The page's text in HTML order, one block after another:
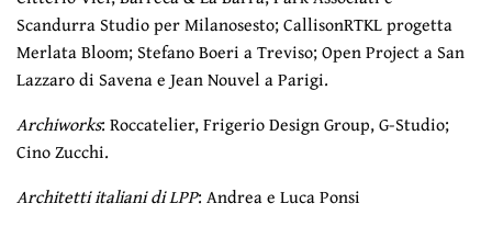
Scandurra Studio per Milanosesto; CallisonRTKL progetta
Merlata Bloom; Stefano Boeri a Treviso; Open Project a San
Lazzaro di Savena e Jean Nouvel a Parigi.
Archiworks: Roccatelier, Frigerio Design Group, G-Studio;
Cino Zucchi.
Architetti italiani di LPP: Andrea e Luca Ponsi